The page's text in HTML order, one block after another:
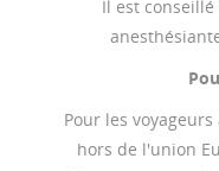
Il est
Pour les
hors de l'union